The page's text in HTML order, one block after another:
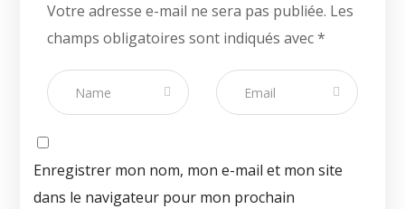
Votre adresse e-mail ne sera pas publiée. Les
champs obligatoires sont indiqués avec*
Enregistrer mon nom, mon e-mail et mon site
dans le navigateur pour mon prochain